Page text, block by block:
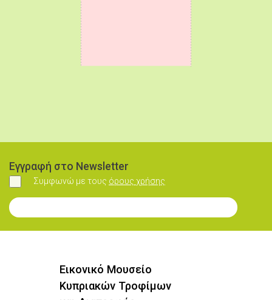
Εγγραφή στο Newsletter
Συμφωνώ
Συμφωνώ με τους όρους χρήσης
Εγγραφή στο Newsletter
Εικονικό Μουσείο
Κυπριακών Τροφίμων